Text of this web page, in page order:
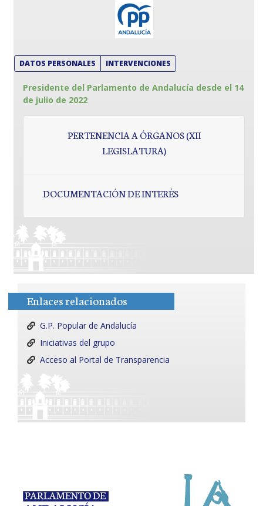
DATOS PERSONALES INTERVENCIONES
Presidente del Parlamento de Andalucía desde el 14
de julio de 2022
PERTENENCIA A ÓRGANOS (XII
LEGISLATURA)
DOCUMENTACIÓN DE INTERÉS
Enlaces relacionados
G.P. Popular de Andalucía
Iniciativas del grupo
Acceso al Portal de Transparencia